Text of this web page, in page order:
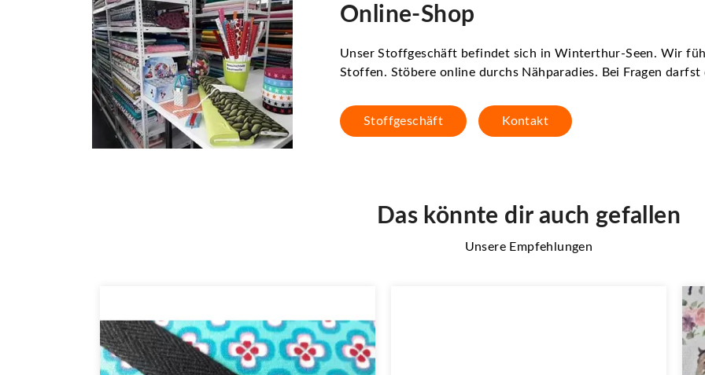
Online-Shop
Unser Stoffgeschäft befindet sich in Winterthur-Seen. Wir
Stoffen. Stöbere online durchs Nähparadies. Bei Fragen
Stoffgeschäft Kontakt
Das könnte dir auch gefallen
Unsere Empfehlungen